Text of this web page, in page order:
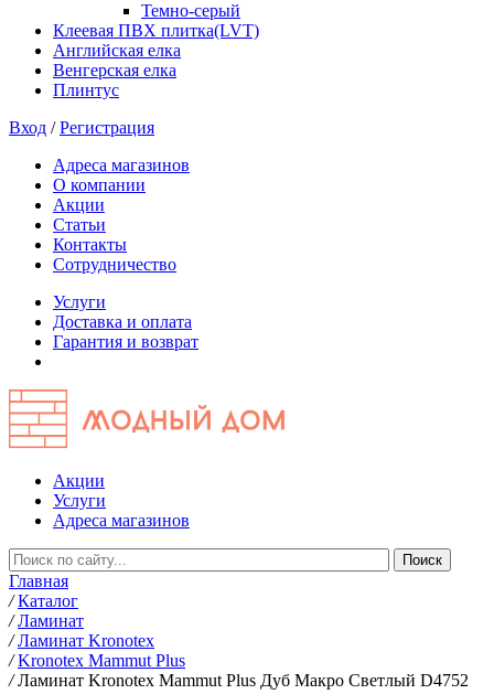
Темно-серый
Клеевая ПВХ плитка(LVT)
Английская елка
Венгерская елка
Плинтус
Вход /Регистрация
Адреса магазинов
О компании
Акции
Статьи
Контакты
Сотрудничество
Услуги
Доставка и оплата
Гарантия и возврат
Акции
Услуги
Адреса магазинов
Главная
/ Каталог
/ Ламинат
/ Ламинат Kronotex
/ Kronotex Mammut Plus
/ Ламинат Kronotex Mammut Plus Дуб Макро Светлый D4752